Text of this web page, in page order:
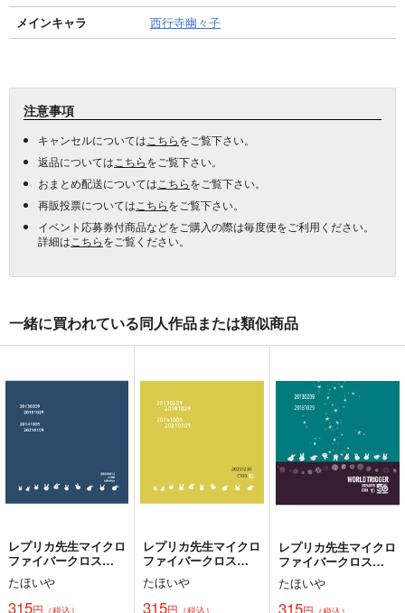
メインキャラ 西行寺幽々子
注意事項
キャンセルについては こちらをご覧下さい。
返品については こちらをご覧下さい。
おまとめ配送については こちらをご覧下さい。
再販投票については こちらをご覧下さい。
イベント応募券付商品などをご購入の際は毎度便をご利用ください。
詳細は こちらをご覧ください。
一緒に買われている同人作品または類似商品
レプリカ先生マイクロ
ファイバークロス
C100（再版）
たほいや
315円 （税込）
レプリカ先生マイクロ
ファイバークロス
C103（再版）
たほいや
315円 （税込）
レプリカ先生マイクロ
ファイバークロス
C108
たほいや
315円